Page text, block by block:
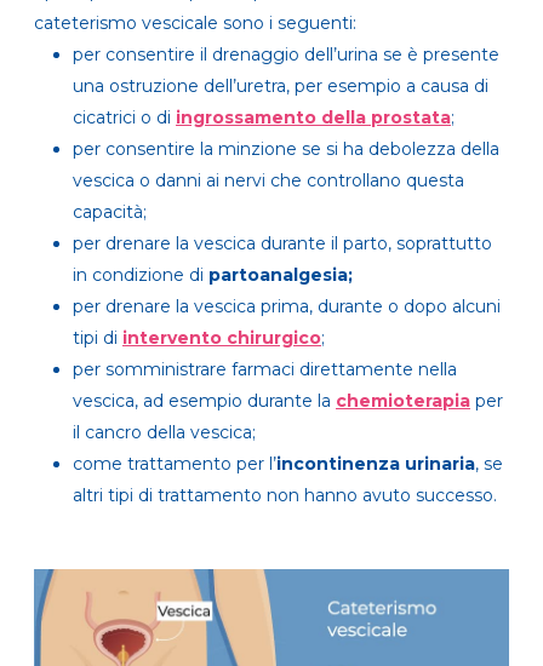
cateterismo vescicale sono i seguenti:
per consentire il drenaggio dell’urina se è presente
una ostruzione dell’uretra, per esempio a causa di
cicatrici o di ingrossamento della prostata;
per consentire la minzione se si ha debolezza della
vescica o danni ai nervi che controllano questa
capacità;
per drenare la vescica durante il parto, soprattutto
in condizione di partoanalgesia;
per drenare la vescica prima, durante o dopo alcuni
tipi di intervento chirurgico;
per somministrare farmaci direttamente nella
vescica, ad esempio durante la chemioterapia per
il cancro della vescica;
come trattamento per l’incontinenza urinaria, se
altri tipi di trattamento non hanno avuto successo.